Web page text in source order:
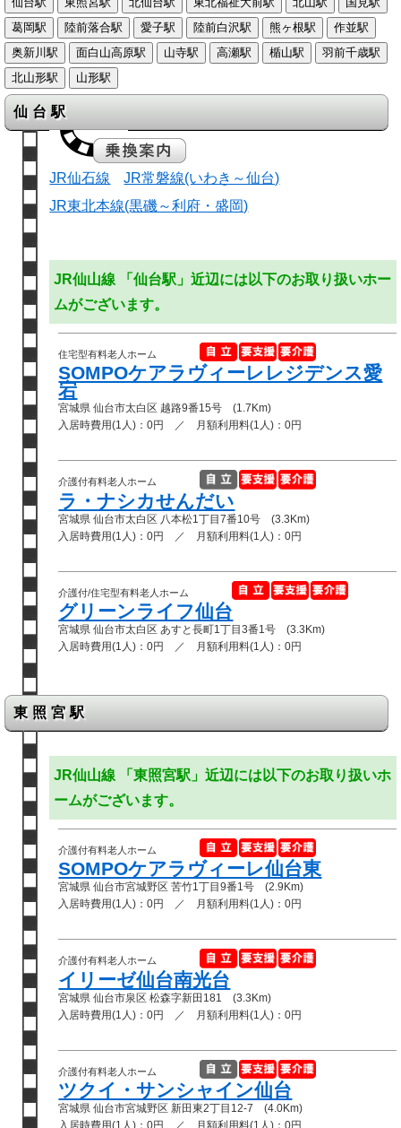
仙台駅
JR仙石線
JR常磐線(いわき～仙台)
JR東北本線(黒磯～利府・盛岡)
JR仙山線 「仙台駅」近辺には以下のお取り扱いホー
ムがございます。
住宅型有料老人ホーム
SOMPOケアラヴィーレレジデンス愛
宕
宮城県 仙台市太白区 越路9番15号 (1.7Km)
入居時費用(1人)：0円 ／ 月額利用料(1人)：0円
介護付有料老人ホーム
ラ・ナシカせんだい
宮城県 仙台市太白区 八本松1丁目7番10号 (3.3Km)
入居時費用(1人)：0円 ／ 月額利用料(1人)：0円
介護付/住宅型有料老人ホーム
グリーンライフ仙台
宮城県 仙台市太白区 あすと長町1丁目3番1号 (3.3Km)
入居時費用(1人)：0円 ／ 月額利用料(1人)：0円
東照宮駅
JR仙山線 「東照宮駅」近辺には以下のお取り扱いホ
ームがございます。
介護付有料老人ホーム
SOMPOケアラヴィーレ仙台東
宮城県 仙台市宮城野区 苦竹1丁目9番1号 (2.9Km)
入居時費用(1人)：0円 ／ 月額利用料(1人)：0円
介護付有料老人ホーム
イリーゼ仙台南光台
宮城県 仙台市泉区 松森字新田181 (3.3Km)
入居時費用(1人)：0円 ／ 月額利用料(1人)：0円
介護付有料老人ホーム
ツクイ・サンシャイン仙台
宮城県 仙台市宮城野区 新田東2丁目12-7 (4.0Km)
入居時費用(1人)：0円 ／ 月額利用料(1人)：0円